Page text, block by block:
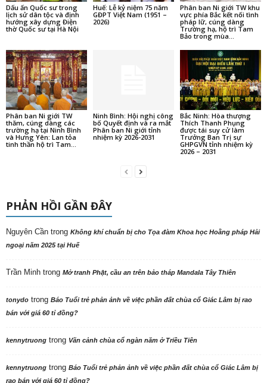
Dấu ấn Quốc sư trong
lịch sử dân tộc và định
hướng xây dựng Điện
thờ Quốc sư tại Hà Nội
Huế: Lễ kỷ niệm 75 năm
GĐPT Việt Nam (1951 –
2026)
Phân ban Ni giới TW khu
vực phía Bắc kết nối tình
pháp lữ, cúng dàng
Trường hạ, hộ trì Tam
Bảo trong mùa...
Phân ban Ni giới TW
thăm, cúng dàng các
trường hạ tại Ninh Bình
và Hưng Yên: Lan tỏa
tinh thần hộ trì Tam...
Ninh Bình: Hội nghị công
bố Quyết định và ra mắt
Phân ban Ni giới tỉnh
nhiệm kỳ 2026-2031
Bắc Ninh: Hòa thượng
Thích Thanh Phụng
được tái suy cử làm
Trưởng Ban Trị sự
GHPGVN tỉnh nhiệm kỳ
2026 – 2031
PHẢN HỒI GẦN ĐÂY
Nguyên Cần trong Không khí chuẩn bị cho Tọa đàm Khoa học Hoằng pháp Hải
ngoại năm 2025 tại Huế
Trần Minh trong Mở tranh Phật, cầu an trên bảo tháp Mandala Tây Thiên
tonydo trong Báo Tuổi trẻ phản ảnh về việc phần đất chùa cổ Giác Lâm bị rao
bán với giá 60 tỉ đồng?
kennytruong trong Vãn cảnh chùa cổ ngàn năm ở Triều Tiên
kennytruong trong Báo Tuổi trẻ phản ảnh về việc phần đất chùa cổ Giác Lâm bị
rao bán với giá 60 tỉ đồng?